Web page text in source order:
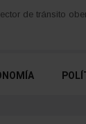
que votará